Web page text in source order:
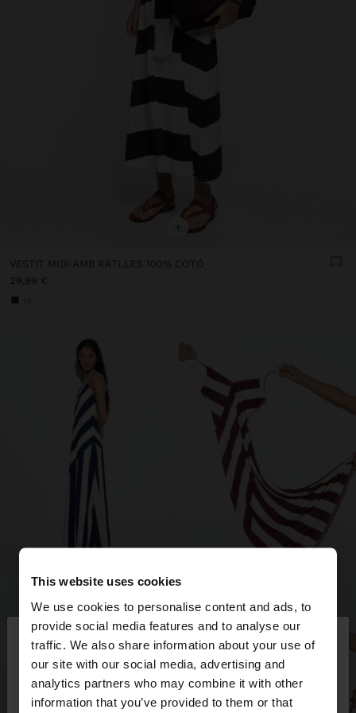
This website uses cookies
We use cookies to personalise content and ads, to
provide social media features and to analyse our
traffic. We also share information about your use of
our site with our social media, advertising and
analytics partners who may combine it with other
information that you’ve provided to them or that
hola ×
Estàs accedint al lloc des de Spain. Vols anar al
nostre lloc web de United States?
+
VESTIT MIDI AMB RATLLES 100% COTÓ
29,99 €